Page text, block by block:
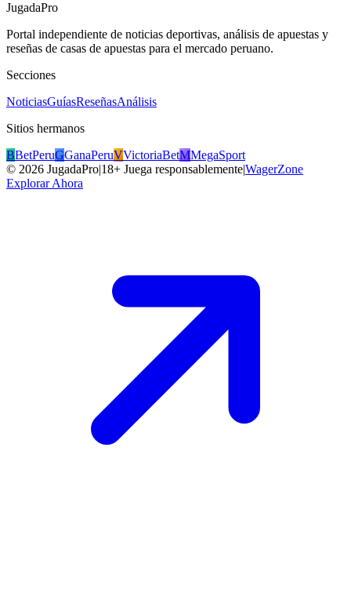
JugadaPro
Portal independiente de noticias deportivas, análisis de apuestas y
reseñas de casas de apuestas para el mercado peruano.
Secciones
NoticiasGuíasReseñasAnálisis
Sitios hermanos
BBetPeruGGanaPeruVVictoriaBetMMegaSport
© 2026 JugadaPro|18+ Juega responsablemente|WagerZone
Explorar Ahora